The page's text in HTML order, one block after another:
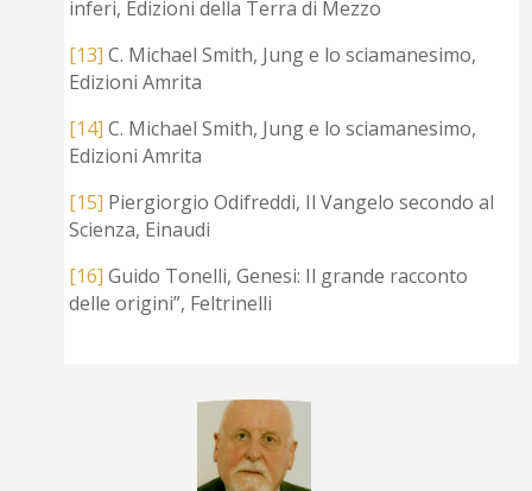
inferi, Edizioni della Terra di Mezzo
[13] C. Michael Smith, Jung e lo sciamanesimo,
Edizioni Amrita
[14] C. Michael Smith, Jung e lo sciamanesimo,
Edizioni Amrita
[15] Piergiorgio Odifreddi, Il Vangelo secondo al
Scienza, Einaudi
[16] Guido Tonelli, Genesi: Il grande racconto
delle origini”, Feltrinelli